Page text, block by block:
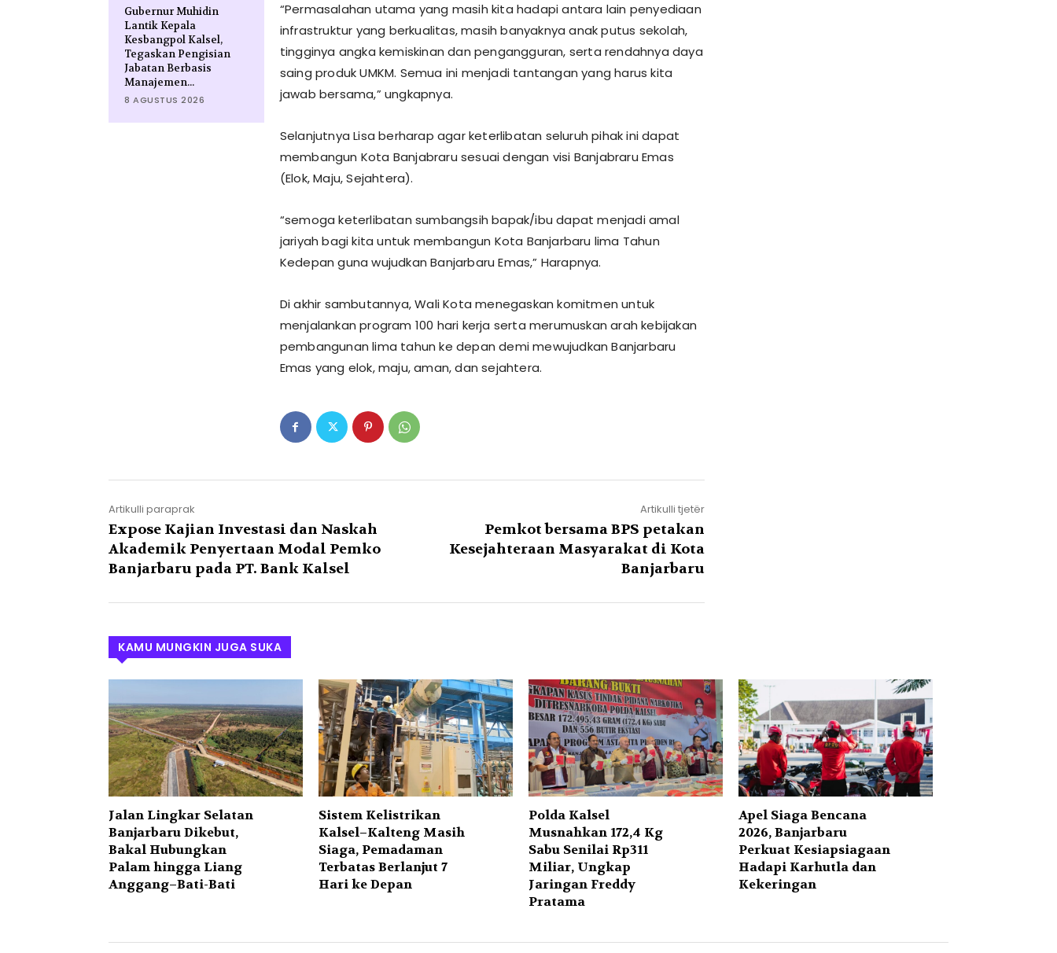
Gubernur Muhidin
Lantik Kepala
Kesbangpol Kalsel,
Tegaskan Pengisian
Jabatan Berbasis
Manajemen...
8 AGUSTUS 2026
“Permasalahan utama yang masih kita hadapi antara lain penyediaan
infrastruktur yang berkualitas, masih banyaknya anak putus sekolah,
tingginya angka kemiskinan dan pengangguran, serta rendahnya daya
saing produk UMKM. Semua ini menjadi tantangan yang harus kita
jawab bersama,” ungkapnya.
Selanjutnya Lisa berharap agar keterlibatan seluruh pihak ini dapat
membangun Kota Banjabraru sesuai dengan visi Banjabraru Emas
(Elok, Maju, Sejahtera).
“semoga keterlibatan sumbangsih bapak/ibu dapat menjadi amal
jariyah bagi kita untuk membangun Kota Banjarbaru lima Tahun
Kedepan guna wujudkan Banjarbaru Emas,” Harapnya.
Di akhir sambutannya, Wali Kota menegaskan komitmen untuk
menjalankan program 100 hari kerja serta merumuskan arah kebijakan
pembangunan lima tahun ke depan demi mewujudkan Banjarbaru
Emas yang elok, maju, aman, dan sejahtera.
Artikulli paraprak
Expose Kajian Investasi dan Naskah
Akademik Penyertaan Modal Pemko
Banjarbaru pada PT. Bank Kalsel
Artikulli tjetër
Pemkot bersama BPS petakan
Kesejahteraan Masyarakat di Kota
Banjarbaru
KAMU MUNGKIN JUGA SUKA
Jalan Lingkar Selatan
Banjarbaru Dikebut,
Bakal Hubungkan
Palam hingga Liang
Anggang–Bati-Bati
Sistem Kelistrikan
Kalsel–Kalteng Masih
Siaga, Pemadaman
Terbatas Berlanjut 7
Hari ke Depan
Polda Kalsel
Musnahkan 172,4 Kg
Sabu Senilai Rp311
Miliar, Ungkap
Jaringan Freddy
Pratama
Apel Siaga Bencana
2026, Banjarbaru
Perkuat Kesiapsiagaan
Hadapi Karhutla dan
Kekeringan